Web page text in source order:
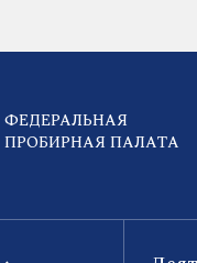
ФЕДЕРАЛЬНАЯ
ПРОБИРНАЯ ПАЛАТА